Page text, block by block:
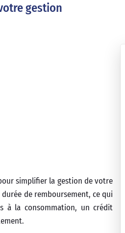
gestion
simplifier la gestion de votre
de remboursement, ce qui
à la consommation, un crédit